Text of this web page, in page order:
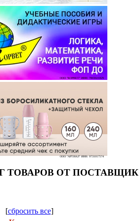
ООО "КОРВЕТ" ИНН: 7803021829
ООО "АРТИАЛ" ИНН: 9731017574
ТОВАРОВ ОТ
[сбросить все]